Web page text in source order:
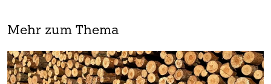
Mehr zum Thema